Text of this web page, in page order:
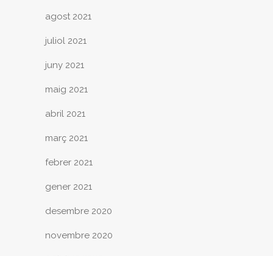
agost 2021
juliol 2021
juny 2021
maig 2021
abril 2021
març 2021
febrer 2021
gener 2021
desembre 2020
novembre 2020